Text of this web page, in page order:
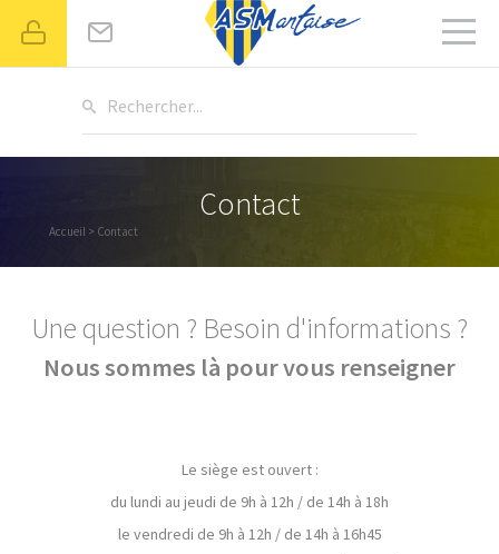
Rechercher...
Contact
Accueil > Contact
Une question ? Besoin d'informations ?
Nous sommes là pour vous renseigner
Le siège est ouvert :
du lundi au jeudi de 9h à 12h / de 14h à 18h
le vendredi de 9h à 12h / de 14h à 16h45